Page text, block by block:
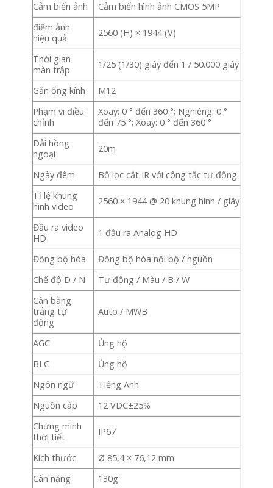
Cảm biến ảnh
Cảm biến hình ảnh CMOS 5MP
điểm ảnh
hiệu quả
2560 (H) × 1944 (V)
Thời gian
màn trập
1/25 (1/30) giây đến 1 / 50.000 giây
Gắn ống kính
M12
Phạm vi điều
chỉnh
Xoay: 0 ° đến 360 °; Nghiêng: 0 °
đến 75 °; Xoay: 0 ° đến 360 °
Dải hồng
ngoại
20m
Ngày đêm
Bộ lọc cắt IR với công tắc tự động
Tỉ lệ khung
hình video
2560 × 1944 @ 20 khung hình / giây
Đầu ra video
HD
1 đầu ra Analog HD
Đồng bộ hóa
Đồng bộ hóa nội bộ / nguồn
Chế độ D / N
Tự động / Màu / B / W
Cân bằng
trắng tự
động
Auto / MWB
AGC
Ủng hộ
BLC
Ủng hộ
Ngôn ngữ
Tiếng Anh
Nguồn cấp
12 VDC±25%
Chứng minh
thời tiết
IP67
Kích thước
Ø 85,4 × 76,12 mm
Cân nặng
130g